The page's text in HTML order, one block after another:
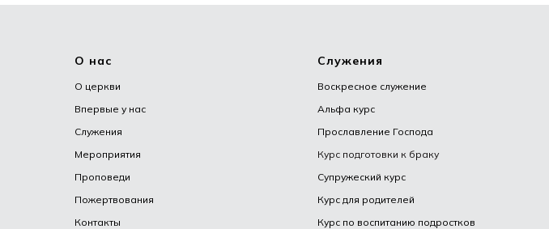
О нас
О церкви
Впервые у нас
Служения
Мероприятия
Проповеди
Пожертвования
Контакты
Служения
Воскресное служение
Альфа курс
Прославление Господа
Курс подготовки к браку
Супружеский курс
Курс для родителей
Курс по воспитанию подростков